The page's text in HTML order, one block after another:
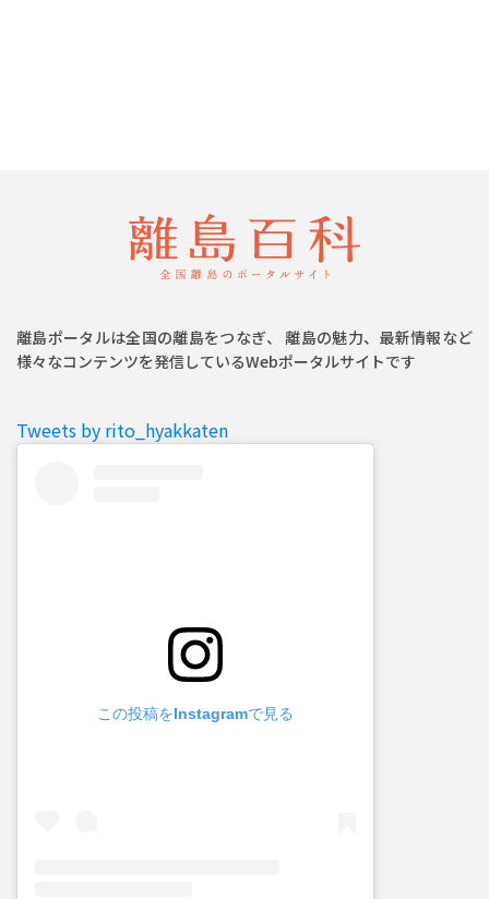
離島ポータルは全国の離島をつなぎ、 離島の魅力、最新情報など
様々なコンテンツを発信しているWebポータルサイトです
Tweets by rito_hyakkaten
この投稿をInstagramで見る